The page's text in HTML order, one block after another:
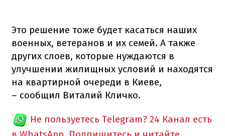
Это решение тоже будет касаться наших
военных, ветеранов и их семей. А также
других слоев, которые нуждаются в
улучшении жилищных условий и находятся
на квартирной очереди в Киеве,
– сообщил Виталий Кличко.
Не пользуетесь Telegram? 24 Канал есть